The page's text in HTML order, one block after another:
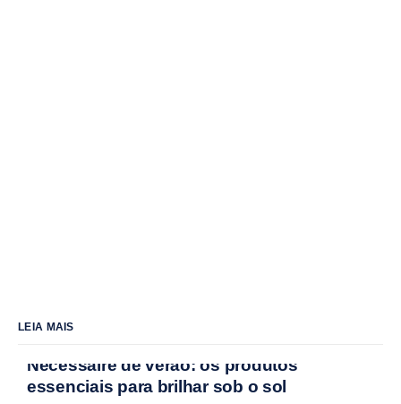
LEIA MAIS
Nécessaire de verão: os produtos
essenciais para brilhar sob o sol